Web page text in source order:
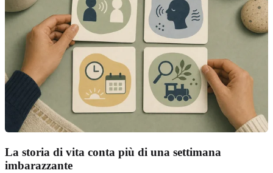
La storia di vita conta più di una settimana
imbarazzante